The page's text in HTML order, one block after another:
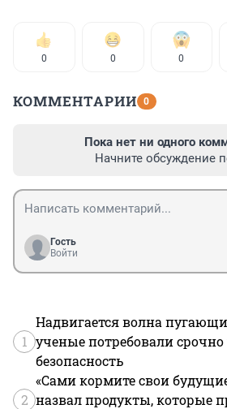
0 0 0
КОММЕНТАРИИ 0
Пока нет ни одного
Начните обсуждение
Гость
Войти
1
Надвигается волна
ученые потребовали срочно
безопасность
2
«Сами кормите свои
назвал продукты, которые